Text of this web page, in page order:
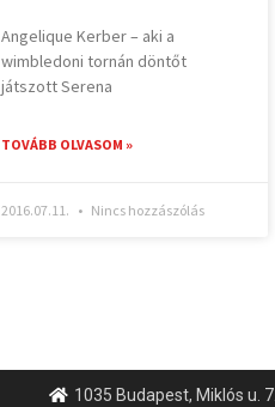
Angelique Kerber – aki a
wimbledoni tornán döntőt
játszott Serena
TOVÁBB OLVASOM »
2016.07.11. Nincs hozzászólás
1035 Budapest, Miklós u. 7.